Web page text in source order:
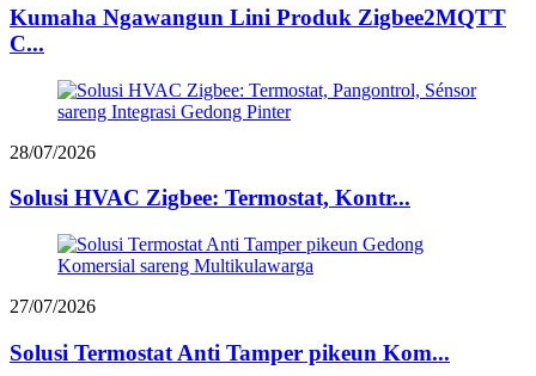
Kumaha Ngawangun Lini Produk Zigbee2MQTT
C...
28/07/2026
Solusi HVAC Zigbee: Termostat, Kontr...
27/07/2026
Solusi Termostat Anti Tamper pikeun Kom...